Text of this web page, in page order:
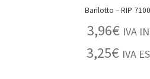
Barilotto – RIP
3,96€ IVA
3,25€ IVA